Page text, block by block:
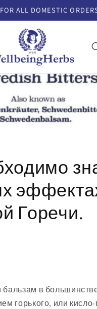
ALL DOMESTIC
Горечи.
в
горького, или кисло-